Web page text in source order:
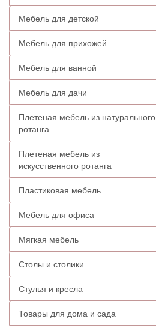
Мебель для детской
Мебель для прихожей
Мебель для ванной
Мебель для дачи
Плетеная мебель из натурального
ротанга
Плетеная мебель из
искусственного ротанга
Пластиковая мебель
Мебель для офиса
Мягкая мебель
Столы и столики
Стулья и кресла
Товары для дома и сада